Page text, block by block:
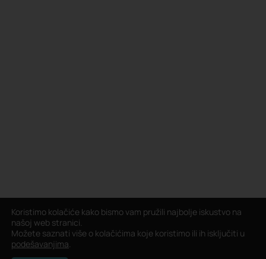
Koristimo kolačiće kako bismo vam pružili najbolje iskustvo na
našoj web stranici.
Možete saznati više o kolačićima koje koristimo ili ih isključiti u
podešavanjima.